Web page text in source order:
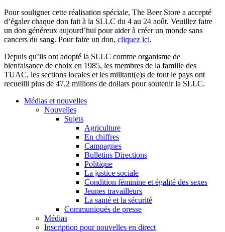
Pour souligner cette réalisation spéciale, The Beer Store a accepté
d’égaler chaque don fait à la SLLC du 4 au 24 août. Veuillez faire
un don généreux aujourd’hui pour aider à créer un monde sans
cancers du sang. Pour faire un don, cliquez ici.
Depuis qu’ils ont adopté la SLLC comme organisme de
bienfaisance de choix en 1985, les membres de la famille des
TUAC, les sections locales et les militant(e)s de tout le pays ont
recueilli plus de 47,2 millions de dollars pour soutenir la SLLC.
Médias et nouvelles
Nouvelles
Sujets
Agriculture
En chiffres
Campagnes
Bulletins Directions
Politique
La justice sociale
Condition féminine et égalité des sexes
Jeunes travailleurs
La santé et la sécurité
Communiqués de presse
Médias
Inscription pour nouvelles en direct